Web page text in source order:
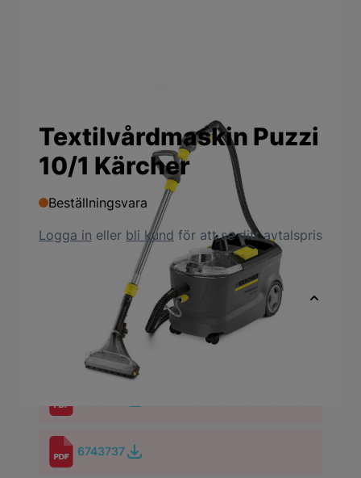
Textilvårdmaskin Puzzi
10/1 Kärcher
Beställningsvara
Logga in eller bli kund för att se ditt avtalspris
Artikelnummer
11827460
6743737